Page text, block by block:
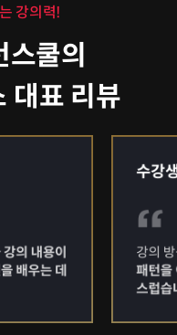
강의력!
쿨의
대표 리뷰